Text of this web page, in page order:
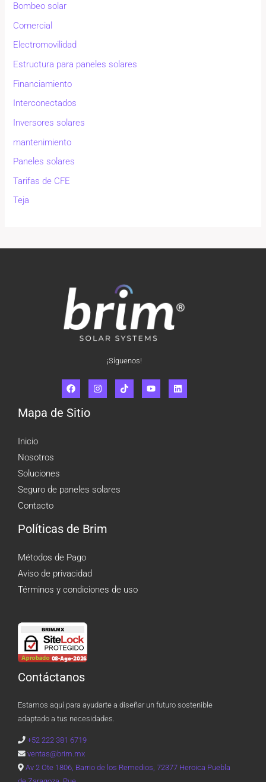
Bombeo solar
Comercial
Electromovilidad
Estructura para paneles solares
Financiamiento
Interconectados
Inversores solares
mantenimiento
Paneles solares
Tarifas de CFE
Teja
¡Síguenos!
Mapa de Sitio
Inicio
Nosotros
Soluciones
Seguro de paneles solares
Contacto
Políticas de Brim
Métodos de Pago
Aviso de privacidad
Términos y condiciones de uso
Contáctanos
Estamos aquí para ayudarte a diseñar un futuro sostenible
adaptado a tus necesidades.
+52 222 381 6719
ventas@brim.mx
Av 2 Ote 1806, Barrio de los Remedios, 72377 Heroica Puebla